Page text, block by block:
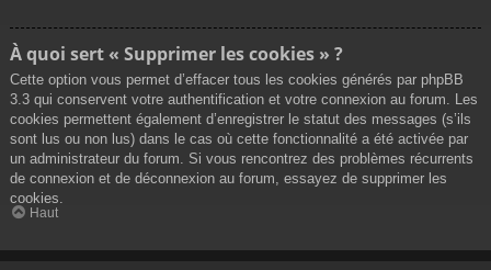
À quoi sert « Supprimer les cookies » ?
Cette option vous permet d’effacer tous les cookies générés par phpBB
3.3 qui conservent votre authentification et votre connexion au forum. Les
cookies permettent également d’enregistrer le statut des messages (s’ils
sont lus ou non lus) dans le cas où cette fonctionnalité a été activée par
un administrateur du forum. Si vous rencontrez des problèmes récurrents
de connexion et de déconnexion au forum, essayez de supprimer les
cookies.
Haut